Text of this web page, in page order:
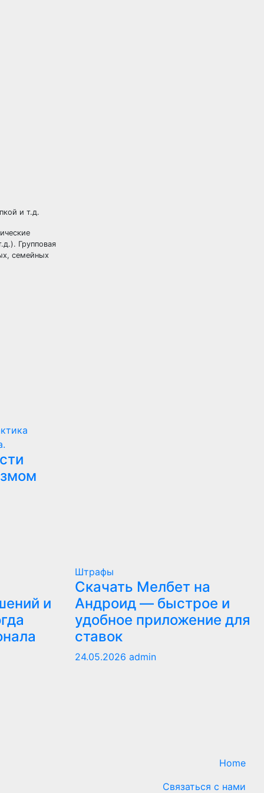
и т.д.
Групповая
семейных
и
Штрафы
Скачать Мелбет на
Андроид — быстрое и
удобное приложение для
ставок
24.05.2026 admin
Home
Связаться с нами